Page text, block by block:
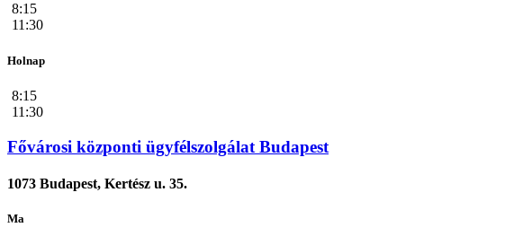
8:15
11:30
Holnap
8:15
11:30
Fővárosi központi ügyfélszolgálat Budapest
1073 Budapest, Kertész u. 35.
Ma